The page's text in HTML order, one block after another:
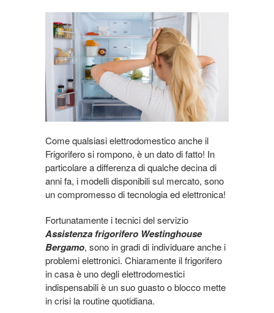
Come qualsiasi elettrodomestico anche il
Frigorifero si rompono, è un dato di fatto! In
particolare a differenza di qualche decina di
anni fa, i modelli disponibili sul mercato, sono
un compromesso di tecnologia ed elettronica!
Fortunatamente i tecnici del servizio
Assistenza frigorifero Westinghouse
Bergamo, sono in gradi di individuare anche i
problemi elettronici. Chiaramente il frigorifero
in casa è uno degli elettrodomestici
indispensabili è un suo guasto o blocco mette
in crisi la routine quotidiana.